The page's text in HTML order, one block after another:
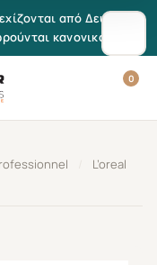
από Δευτέρα
κανονικά.
0
L’oreal